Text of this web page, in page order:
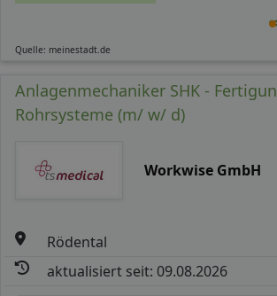
Quelle: meinestadt.de
Anlagenmechaniker SHK -
Rohrsysteme (m/ w/ d)
Workwise GmbH
Rödental
aktualisiert seit: 09.08.2026